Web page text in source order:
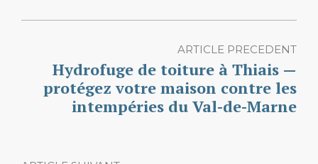
ARTICLE PRECEDENT
Hydrofuge de toiture à Thiais —
protégez votre maison contre les
intempéries du Val-de-Marne